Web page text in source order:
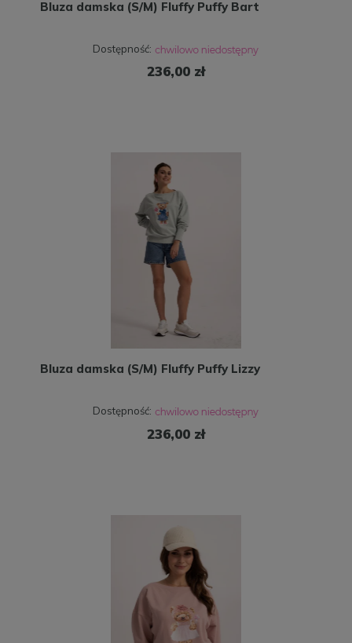
Bluza damska (S/M) Fluffy Puffy Bart
Dostępność:
236,00 zł
Bluza damska (S/M) Fluffy Puffy Lizzy
Dostępność:
236,00 zł